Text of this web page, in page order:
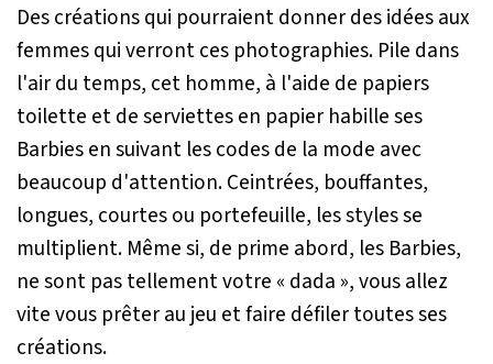
Des créations qui pourraient donner des idées aux
femmes qui verront ces photographies. Pile dans
l'air du temps, cet homme, à l'aide de papiers
toilette et de serviettes en papier habille ses
Barbies en suivant les codes de la mode avec
beaucoup d'attention. Ceintrées, bouffantes,
longues, courtes ou portefeuille, les styles se
multiplient. Même si, de prime abord, les Barbies,
ne sont pas tellement votre « dada », vous allez
vite vous prêter au jeu et faire défiler toutes ses
créations.